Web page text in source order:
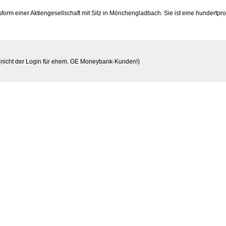
einer Aktiengesellschaft mit Sitz in Mönchengladbach. Sie ist eine
der Login für ehem. GE Moneybank-Kunden!)